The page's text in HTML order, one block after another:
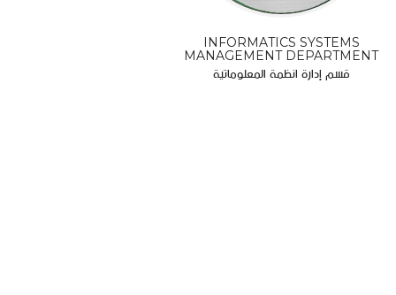
INFORMATICS SYSTEMS
MANAGEMENT DEPARTMENT
قسم إدارة انظمة المعلوماتية